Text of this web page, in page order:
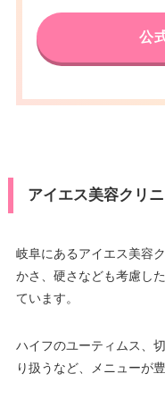
公
アイエス美容クリ
岐阜にあるアイエス美容
かさ、硬さなども考慮し
ています。
ハイフのユーティムス、
り扱うなど、メニューが